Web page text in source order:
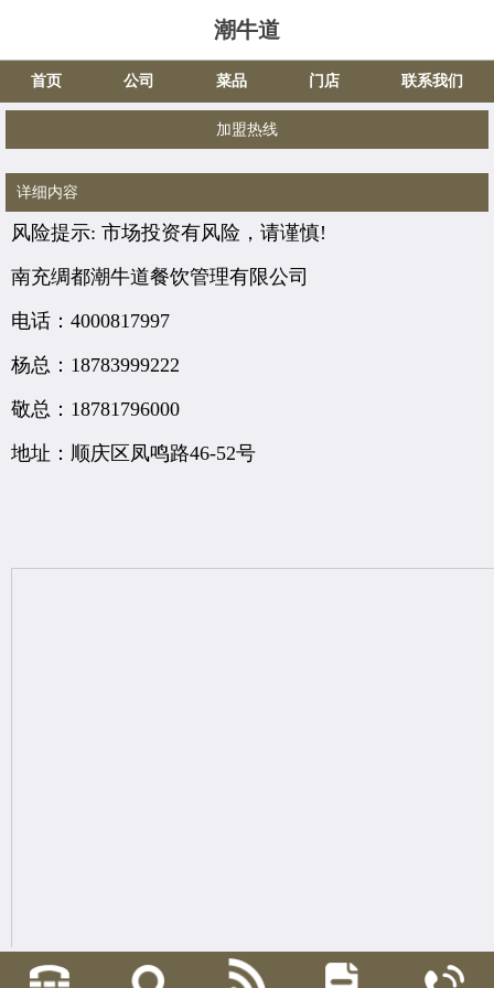
潮牛道
首页 公司 菜品 门店 联系我们
加盟热线
详细内容
风险提示: 市场投资有风险，请谨慎!
南充绸都潮牛道餐饮管理有限公司
电话：4000817997
杨总：18783999222
敬总：18781796000
地址：顺庆区凤鸣路46-52号